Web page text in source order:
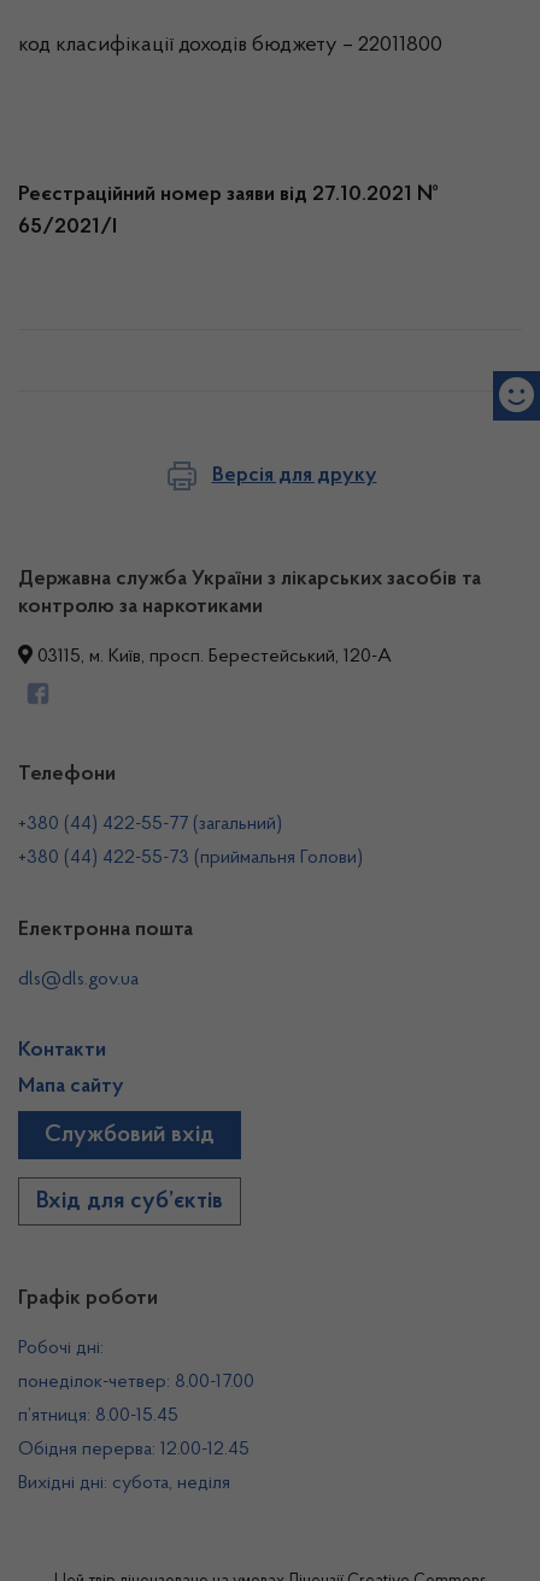
код класифікації доходів бюджету – 22011800
Реєстраційний номер заяви від 27.10.2021 №
65/2021/І
Версія для друку
Державна служба України з лікарських засобів та
контролю за наркотиками
03115, м. Київ, просп. Берестейський, 120-А
Графік роботи
Робочі дні:
понеділок-четвер: 8.00-17.00
п’ятниця: 8.00-15.45
Обідня перерва: 12.00-12.45
Вихідні дні: субота, неділя
Телефони
+380 (44) 422-55-77 (загальний)
+380 (44) 422-55-73 (приймальня Голови)
Електронна пошта
dls@dls.gov.ua
Контакти
Мапа сайту
Службовий вхід
Вхід для суб’єктів